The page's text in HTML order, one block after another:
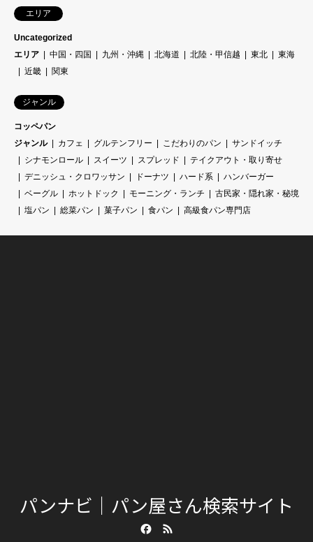
エリア
Uncategorized
エリア
中国・四国 九州・沖縄 北海道 北陸・甲信越 東北
東海
近畿
関東
ジャンル
コッペパン
ジャンル
カフェ グルテンフリー こだわりのパン
サンドイッチ
シナモンロール
スイーツ スプレッド
テイクアウト・取り寄せ
デニッシュ・クロワッサン
ドーナツ ハード系
ハンバーガー
ベーグル
ホットドック モーニング・ランチ
古民家・隠れ家・秘境
塩パン
総菜パン 菓子パン 食パン 高級食パン専門店
パンナビ｜パン屋さん検索サイト